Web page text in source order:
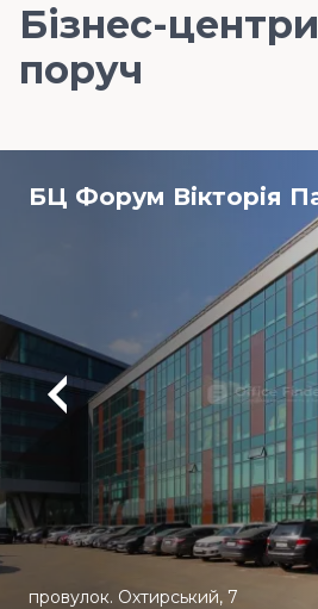
Бізнес-центри
поруч
БЦ Форум Вікторія
провулок. Охтирський, 7